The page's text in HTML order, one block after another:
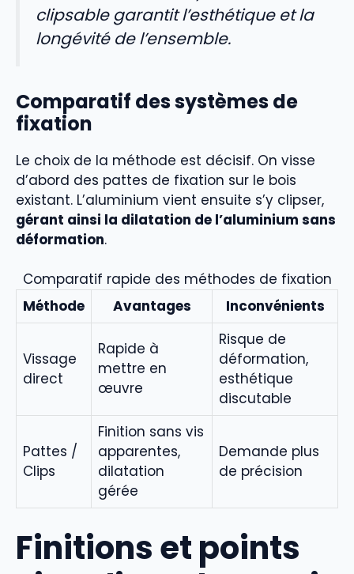
clipsable garantit l’esthétique et la
longévité de l’ensemble.
Comparatif des systèmes de
fixation
Le choix de la méthode est décisif. On visse
d’abord des pattes de fixation sur le bois
existant. L’aluminium vient ensuite s’y clipser,
gérant ainsi la dilatation de l’aluminium sans
déformation.
Comparatif rapide des méthodes de fixation
Méthode
Avantages Inconvénients
Vissage
direct
Rapide à
mettre en
œuvre
Risque de
déformation,
esthétique
discutable
Pattes /
Clips
Finition sans vis
apparentes,
dilatation
gérée
Demande plus
de précision
Finitions et points